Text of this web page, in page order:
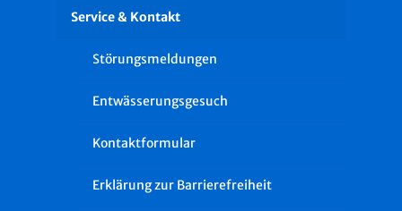
Service & Kontakt
Störungsmeldungen
Entwässerungsgesuch
Kontaktformular
Erklärung zur Barrierefreiheit